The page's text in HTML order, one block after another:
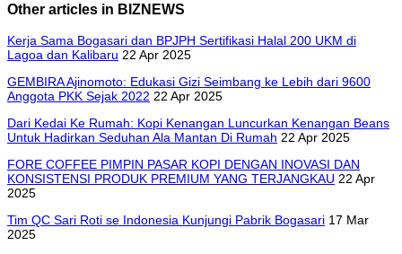
Other articles in BIZNEWS
Kerja Sama Bogasari dan BPJPH Sertifikasi Halal 200 UKM di
Lagoa dan Kalibaru 22 Apr 2025
GEMBIRA Ajinomoto: Edukasi Gizi Seimbang ke Lebih dari 9600
Anggota PKK Sejak 2022 22 Apr 2025
Dari Kedai Ke Rumah: Kopi Kenangan Luncurkan Kenangan Beans
Untuk Hadirkan Seduhan Ala Mantan Di Rumah 22 Apr 2025
FORE COFFEE PIMPIN PASAR KOPI DENGAN INOVASI DAN
KONSISTENSI PRODUK PREMIUM YANG TERJANGKAU 22 Apr
2025
Tim QC Sari Roti se Indonesia Kunjungi Pabrik Bogasari 17 Mar
2025